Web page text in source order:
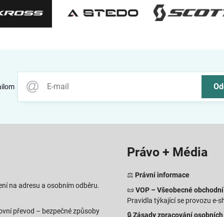
na adresu a osobním odběru.
převod – bezpečné způsoby
Právo + Média
⚖️ Právní informace
📜VOP – Všeobecné
Pravidla týkající se provozu e-
🔒Zásady zpracování